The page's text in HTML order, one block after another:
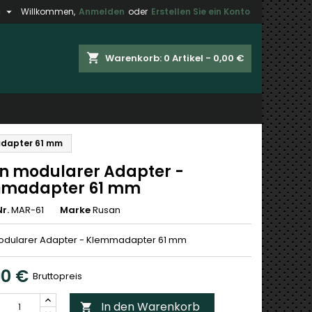
Willkommen, Anmelden oder Erstellen Sie ein Konto

shopping_cart Warenkorb: 0 Artikel - 0,00 €
61 mm
modularer Adapter -
61 mm
MAR-61 MarkeRusan
Adapter - Klemmadapter 61 mm
€ Bruttopreis
 In den Warenkorb